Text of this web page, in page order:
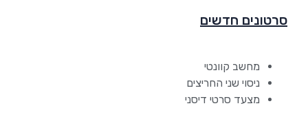
סרטונים חדשים
מחשב קוונטי
ניסוי שני החריצים
מצעד סרטי דיסני